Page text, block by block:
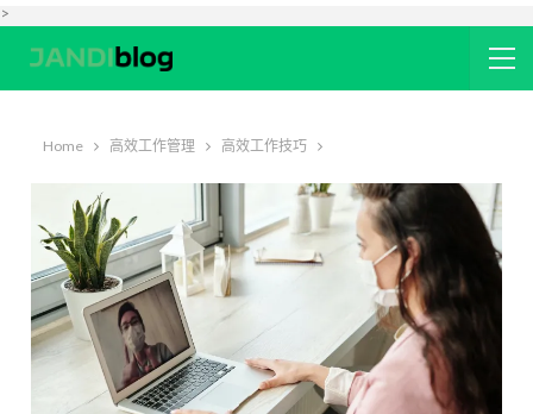
>
Home 高效工作管理 高效工作技巧